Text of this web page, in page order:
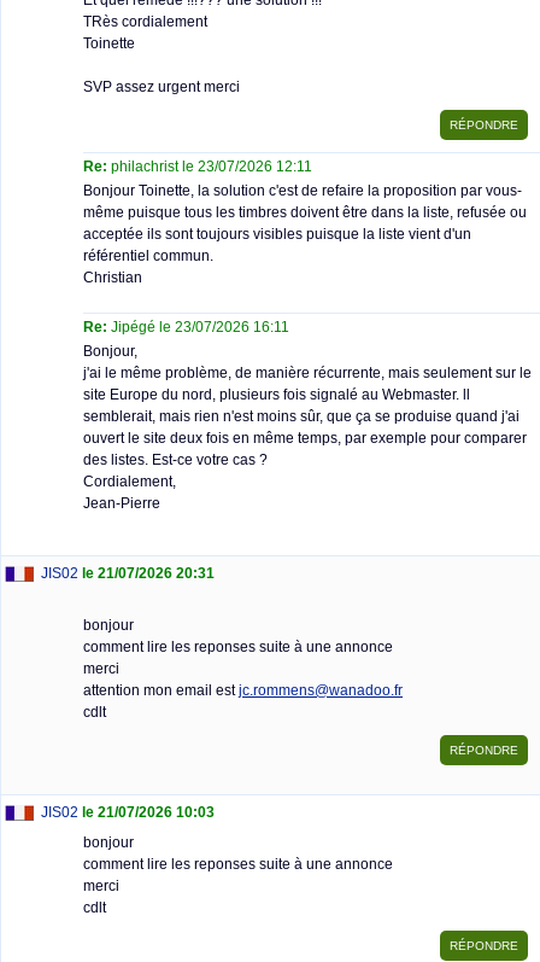
TRès cordialement
Toinette
SVP assez urgent merci
Re: philachrist le 23/07/2026 12:11
Bonjour Toinette, la solution c'est de refaire la proposition par vous-
même puisque tous les timbres doivent être dans la liste, refusée ou
acceptée ils sont toujours visibles puisque la liste vient d'un
référentiel commun.
Christian
Re: Jipégé le 23/07/2026 16:11
Bonjour,
j'ai le même problème, de manière récurrente, mais seulement sur le
site Europe du nord, plusieurs fois signalé au Webmaster. ll
semblerait, mais rien n'est moins sûr, que ça se produise quand j'ai
ouvert le site deux fois en même temps, par exemple pour comparer
des listes. Est-ce votre cas ?
Cordialement,
Jean-Pierre
JIS02 le 21/07/2026 20:31
bonjour
comment lire les reponses suite à une annonce
merci
attention mon email estjc.rommens@wanadoo.fr
cdlt
JIS02 le 21/07/2026 10:03
bonjour
comment lire les reponses suite à une annonce
merci
cdlt